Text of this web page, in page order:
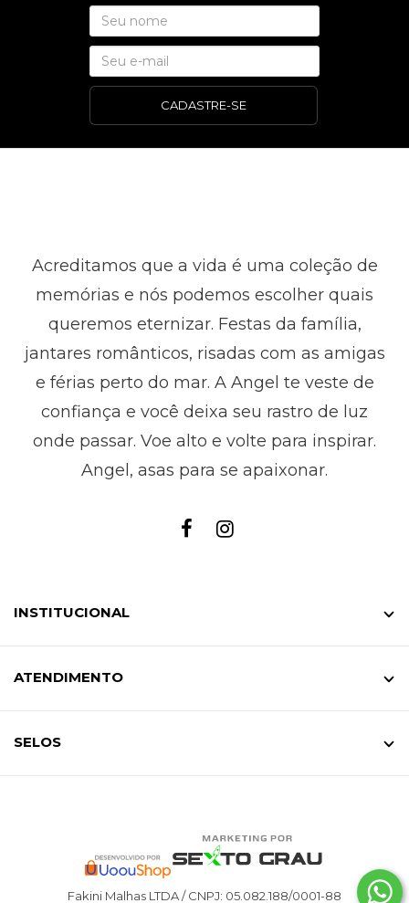
CADASTRE-SE
Acreditamos que a vida é uma coleção de
memórias e nós podemos escolher quais
queremos eternizar. Festas da família,
jantares românticos, risadas com as amigas
e férias perto do mar. A Angel te veste de
confiança e você deixa seu rastro de luz
onde passar. Voe alto e volte para inspirar.
Angel, asas para se apaixonar.
INSTITUCIONAL
ATENDIMENTO
SELOS
Fakini Malhas LTDA / CNPJ: 05.082.188/0001-88